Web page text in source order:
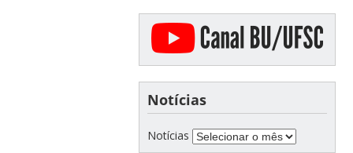
Notícias
Notícias